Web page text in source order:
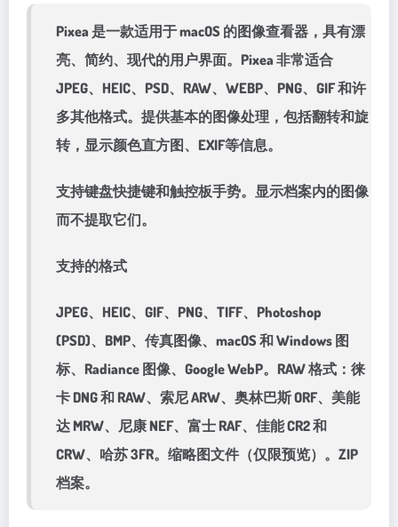
Pixea 是一款适用于 macOS 的图像查看器，具有漂
亮、简约、现代的用户界面。Pixea 非常适合
JPEG、HEIC、PSD、RAW、WEBP、PNG、GIF 和许
多其他格式。提供基本的图像处理，包括翻转和旋
转，显示颜色直方图、EXIF等信息。
支持键盘快捷键和触控板手势。显示档案内的图像
而不提取它们。
支持的格式
JPEG、HEIC、GIF、PNG、TIFF、Photoshop
(PSD)、BMP、传真图像、macOS 和 Windows 图
标、Radiance 图像、Google WebP。RAW 格式：徕
卡 DNG 和 RAW、索尼 ARW、奥林巴斯 ORF、美能
达 MRW、尼康 NEF、富士 RAF、佳能 CR2 和
CRW、哈苏 3FR。缩略图文件（仅限预览）。ZIP
档案。